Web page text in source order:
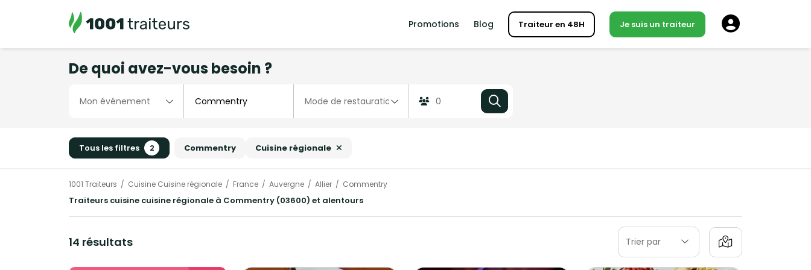
Promotions Blog Traiteur en 48H Je suis un traiteur
De quoi avez-vous besoin ?
Tous les filtres 2 Commentry Cuisine régionale
1001 Traiteurs Cuisine Cuisine régionale France Auvergne Allier Commentry
Traiteurs cuisine cuisine régionale à Commentry (03600) et alentours
14 résultats Trier par